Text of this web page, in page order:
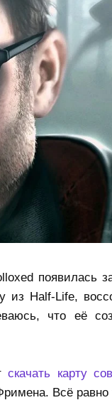
появилась
из Half-Life,
что её
скачать карту
Всё равно